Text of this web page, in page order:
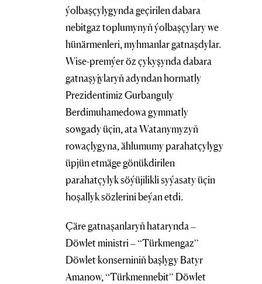
ýolbaşçylygynda geçirilen dabara
nebitgaz toplumynyň ýolbaşçylary we
hünärmenleri, myhmanlar gatnaşdylar.
Wise-premýer öz çykyşynda dabara
gatnaşyjylaryň adyndan hormatly
Prezidentimiz Gurbanguly
Berdimuhamedowa gymmatly
sowgady üçin, ata Watanymyzyň
rowaçlygyna, ählumumy parahatçylygy
üpjün etmäge gönükdirilen
parahatçylyk söýüjilikli syýasaty üçin
hoşallyk sözlerini beýan etdi.
Çäre gatnaşanlaryň hatarynda –
Döwlet ministri – “Türkmengaz”
Döwlet konserniniň başlygy Batyr
Amanow, “Türkmennebit” Döwlet